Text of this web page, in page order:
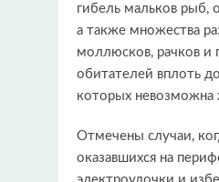
гибель мальков рыб,
а также множества
моллюсков, рачков и
обитателей вплоть
которых невозможна
Отмечены случаи,
оказавшихся на